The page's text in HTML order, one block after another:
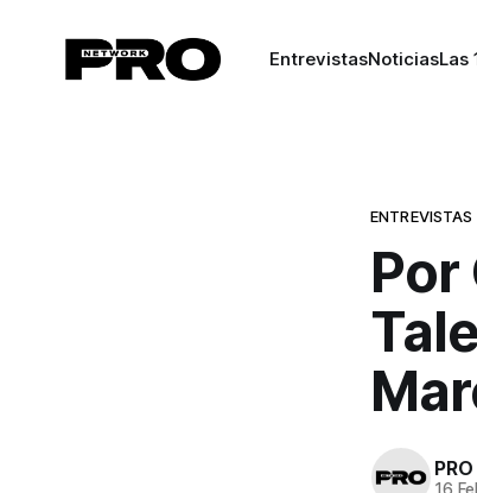
EntrevistasNoticiasLas
ENTREVISTAS
Por
16